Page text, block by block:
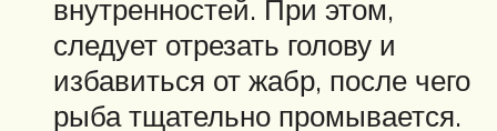
внутренностей. При этом,
следует отрезать голову и
избавиться от жабр, после чего
рыба тщательно промывается.